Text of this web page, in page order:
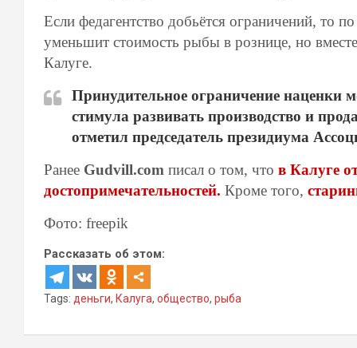
Если федагентство добьётся ограничений, то
уменьшит стоимость рыбы в рознице, но
Калуге.
Принудительное ограничение наценки
стимула развивать производство и
отметил председатель президиума
Ранее Gudvill.com писал о том, что в Калуге
достопримечательностей. Кроме того,
Фото: freepik
Рассказать об этом:
Tags: деньги, Калуга, общество, рыба